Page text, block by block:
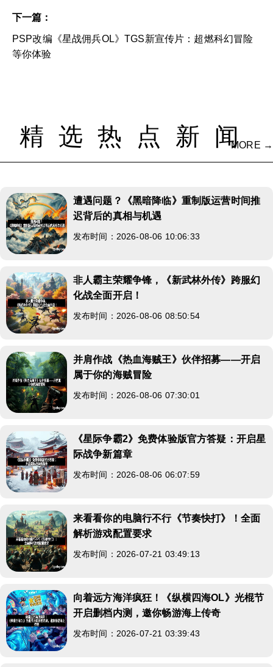
下一篇：
PSP改编《星战佣兵OL》TGS新宣传片：超燃科幻冒险
等你体验
精选热点新闻
MORE →
遭遇问题？《黑暗降临》重制版运营时间推
迟背后的真相与机遇
发布时间：2026-08-06 10:06:33
非人霸主荣耀争锋，《新武林外传》跨服幻
化战全面开启！
发布时间：2026-08-06 08:50:54
并肩作战《热血海贼王》伙伴招募——开启
属于你的海贼冒险
发布时间：2026-08-06 07:30:01
《星际争霸2》免费体验版官方答疑：开启星
际战争新篇章
发布时间：2026-08-06 06:07:59
来看看你的电脑行不行《节奏快打》！全面
解析游戏配置要求
发布时间：2026-07-21 03:49:13
向着远方海洋疯狂！《纵横四海OL》光棍节
开启删档内测，邀你畅游海上传奇
发布时间：2026-07-21 03:39:43